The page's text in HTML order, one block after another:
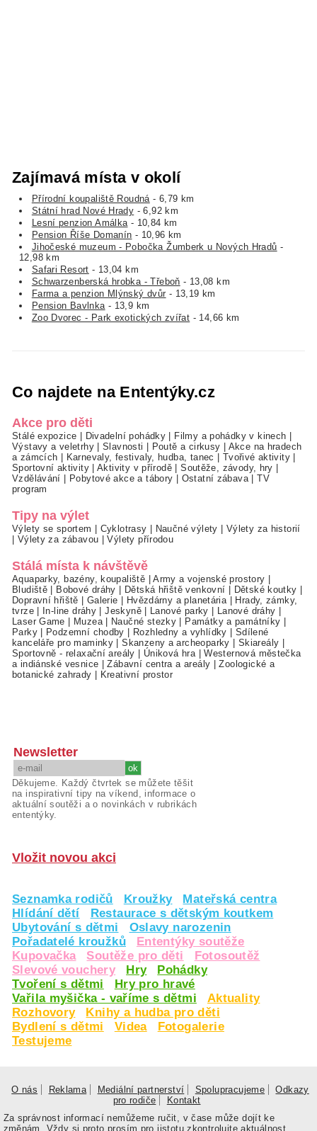
Zajímavá místa v okolí
Přírodní koupaliště Roudná - 6,79 km
Státní hrad Nové Hrady - 6,92 km
Lesní penzion Amálka - 10,84 km
Pension Říše Domanín - 10,96 km
Jihočeské muzeum - Pobočka Žumberk u Nových Hradů -
12,98 km
Safari Resort - 13,04 km
Schwarzenberská hrobka - Třeboň - 13,08 km
Farma a penzion Mlýnský dvůr - 13,19 km
Pension Bavlnka - 13,9 km
Zoo Dvorec - Park exotických zvířat - 14,66 km
Co najdete na Ententýky.cz
Akce pro děti
Stálé expozice Divadelní pohádky Filmy a pohádky v kinech
Výstavy a veletrhy|Slavnosti Poutě a cirkusy
Akce na hradech
a zámcích
Karnevaly, festivaly, hudba, tanec Tvořivé aktivity
Sportovní aktivity|Aktivity v přírodě |Soutěže, závody, hry
Vzdělávání
Pobytové akce a tábory Ostatní zábava|TV
program
Tipy na výlet
Výlety se sportem Cyklotrasy Naučné výlety
Výlety za historií
Výlety za zábavou |Výlety přírodou
Stálá místa k návštěvě
Aquaparky, bazény, koupaliště |Army a vojenské prostory
Bludiště
Bobové dráhy Dětská hřiště venkovní Dětské koutky
Dopravní hřiště
Galerie Hvězdárny a planetária|
Hrady, zámky,
tvrze| In-line dráhy |Jeskyně| Lanové parky Lanové dráhy
Laser Game
Muzea| Naučné stezky Památky a památníky
Parky| Podzemní chodby Rozhledny a vyhlídky
Sdílené
kanceláře pro maminky |Skanzeny a archeoparky Skiareály
Sportovně - relaxační areály
Úniková hra|Westernová městečka
a indiánské vesnice |Zábavní centra a areály |Zoologické a
botanické zahrady
Kreativní prostor
Newsletter
Děkujeme. Každý čtvrtek se můžete těšit
na inspirativní tipy na víkend, informace o
aktuální soutěži a o novinkách v rubrikách
ententýky.
Vložit novou akci
Seznamka rodičů Kroužky
Mateřská centra
Hlídání dětí
Restaurace s dětským koutkem
Ubytování s dětmi
Oslavy narozenin
Pořadatelé kroužků
Ententýky soutěže
Kupovačka
Soutěže pro děti
Fotosoutěž
Slevové vouchery
Hry
Pohádky
Tvoření s dětmi
Hry pro hravé
Vařila myšička - vaříme s dětmi
Aktuality
Rozhovory
Knihy a hudba pro děti
Bydlení s dětmi
Videa
Fotogalerie
Testujeme
O nás Reklama Mediální partnerství Spolupracujeme
Odkazy
pro rodiče
Kontakt
Za správnost informací nemůžeme ručit, v čase může dojít ke
změnám. Vždy si proto prosím pro jistotu zkontrolujte aktuálnost